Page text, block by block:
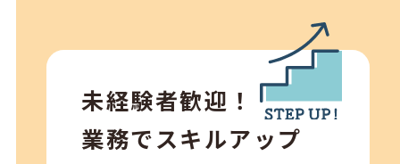
未経験者歓迎！
業務でスキルアップ